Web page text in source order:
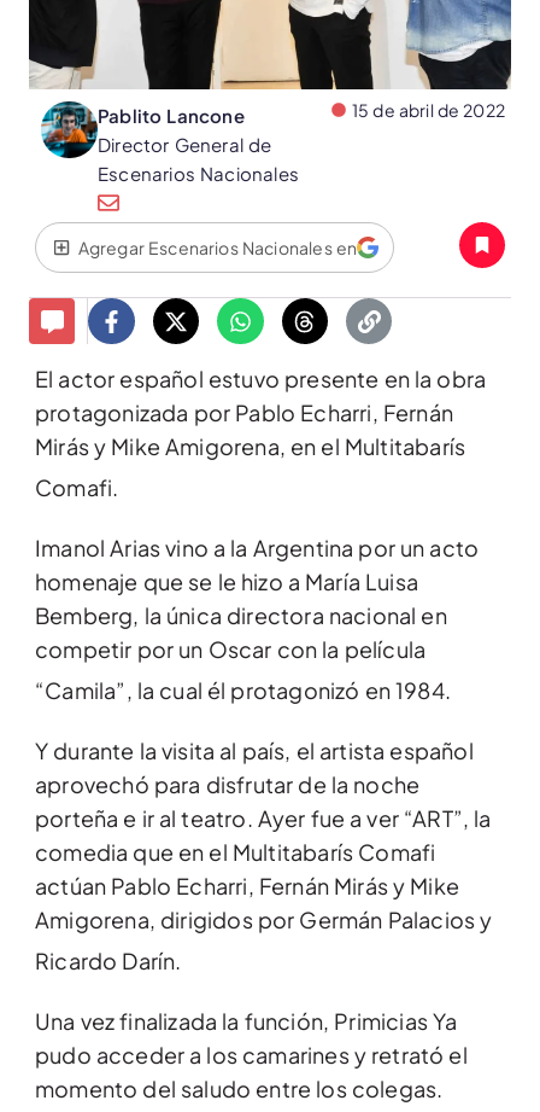
Pablito Lancone
Director General de
Escenarios Nacionales
15 de abril de 2022
Agregar Escenarios Nacionales en
El actor español estuvo presente en la obra
protagonizada por Pablo Echarri, Fernán
Mirás y Mike Amigorena, en el Multitabarís
Comafi.
Imanol Arias vino a la Argentina por un acto
homenaje que se le hizo a María Luisa
Bemberg, la única directora nacional en
competir por un Oscar con la película
“Camila”, la cual él protagonizó en 1984.
Y durante la visita al país, el artista español
aprovechó para disfrutar de la noche
porteña e ir al teatro. Ayer fue a ver “ART”, la
comedia que en el Multitabarís Comafi
actúan Pablo Echarri, Fernán Mirás y Mike
Amigorena, dirigidos por Germán Palacios y
Ricardo Darín.
Una vez finalizada la función, Primicias Ya
pudo acceder a los camarines y retrató el
momento del saludo entre los colegas.